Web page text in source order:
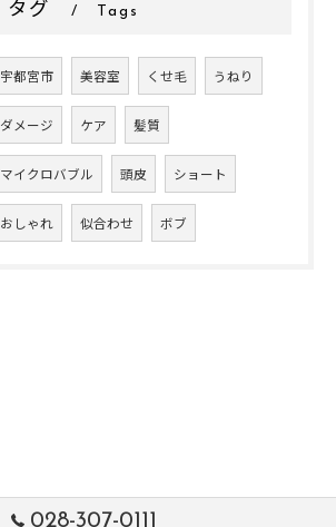
タグ Tags
宇都宮市 美容室 くせ毛 うねり
ダメージ ケア 髪質
マイクロバブル 頭皮 ショート
おしゃれ 似合わせ ボブ
028-307-0111